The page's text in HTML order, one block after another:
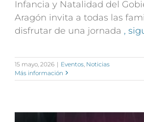
Infancia y Natalidad del
Aragón invita a todas las
disfrutar de una jornada ,
15 mayo, 2026 | Eventos Noticias
Más información